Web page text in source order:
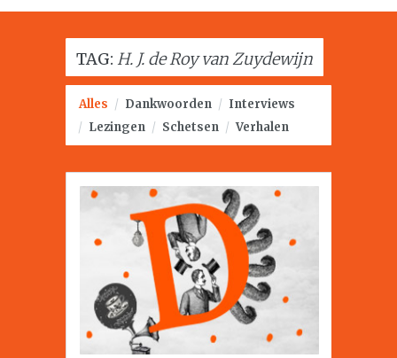
TAG: H. J. de Roy van Zuydewijn
Alles / Dankwoorden / Interviews
/ Lezingen / Schetsen / Verhalen